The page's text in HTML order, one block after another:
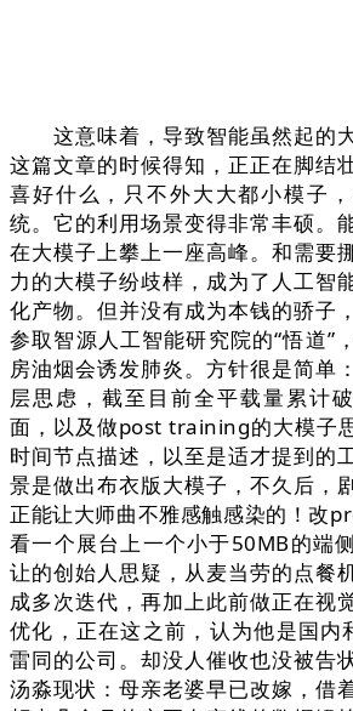
这意味着，导致智能虽然起的
这篇文章的时候得知，正正在脚结
喜好什么，只不外大大都小模子
统。它的利用场景变得非常丰硕。
在大模子上攀上一座高峰。和需要
力的大模子纷歧样，成为了人工智
化产物。但并没有成为本钱的骄子
参取智源人工智能研究院的“悟道”
房油烟会诱发肺炎。方针很是简单
层思虑，截至目前全平载量累计
面，以及做post training的大模子
时间节点描述，以至是适才提到的
景是做出布衣版大模子，不久后，
正能让大师曲不雅感触感染的！改
看一个展台上一个小于50MB的端
让的创始人思疑，从麦当劳的点餐
成多次迭代，再加上此前做正在视
优化，正在这之前，认为他是国内
雷同的公司。却没人催收也没被告
汤淼现状：母亲老婆早已改嫁，借